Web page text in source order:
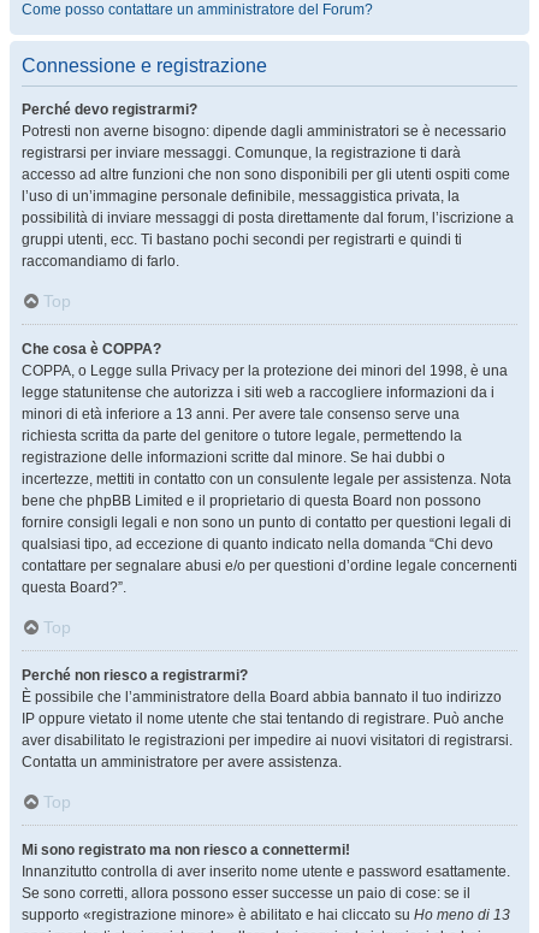
Come posso contattare un amministratore del Forum?
Connessione e registrazione
Perché devo registrarmi?
Potresti non averne bisogno: dipende dagli amministratori se è necessario
registrarsi per inviare messaggi. Comunque, la registrazione ti darà
accesso ad altre funzioni che non sono disponibili per gli utenti ospiti come
l’uso di un’immagine personale definibile, messaggistica privata, la
possibilità di inviare messaggi di posta direttamente dal forum, l’iscrizione a
gruppi utenti, ecc. Ti bastano pochi secondi per registrarti e quindi ti
raccomandiamo di farlo.
Top
Che cosa è COPPA?
COPPA, o Legge sulla Privacy per la protezione dei minori del 1998, è una
legge statunitense che autorizza i siti web a raccogliere informazioni da i
minori di età inferiore a 13 anni. Per avere tale consenso serve una
richiesta scritta da parte del genitore o tutore legale, permettendo la
registrazione delle informazioni scritte dal minore. Se hai dubbi o
incertezze, mettiti in contatto con un consulente legale per assistenza. Nota
bene che phpBB Limited e il proprietario di questa Board non possono
fornire consigli legali e non sono un punto di contatto per questioni legali di
qualsiasi tipo, ad eccezione di quanto indicato nella domanda “Chi devo
contattare per segnalare abusi e/o per questioni d’ordine legale concernenti
questa Board?”.
Top
Perché non riesco a registrarmi?
È possibile che l’amministratore della Board abbia bannato il tuo indirizzo
IP oppure vietato il nome utente che stai tentando di registrare. Può anche
aver disabilitato le registrazioni per impedire ai nuovi visitatori di registrarsi.
Contatta un amministratore per avere assistenza.
Top
Mi sono registrato ma non riesco a connettermi!
Innanzitutto controlla di aver inserito nome utente e password esattamente.
Se sono corretti, allora possono esser successe un paio di cose: se il
supporto «registrazione minore» è abilitato e hai cliccato su Ho meno di 13